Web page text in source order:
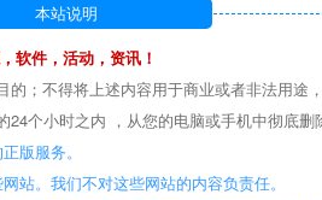
本站说明
软件，活动，资讯！
；不得将上述内容用于商业或者非法用途
个小时之内 ，从您的电脑或手机中彻底删
版服务。
站。我们不对这些网站的内容负责任。